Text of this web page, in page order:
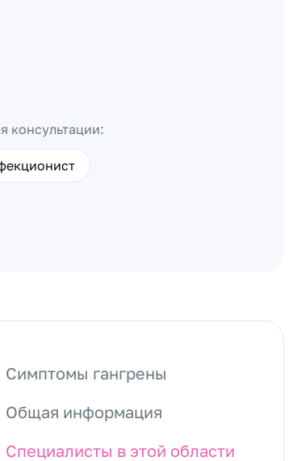
консультации:
Симптомы гангрены
Общая информация
Специалисты в этой области